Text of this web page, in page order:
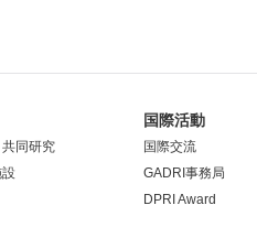
同研究
国際活動
国際交流
GADRI事務局
DPRI Award